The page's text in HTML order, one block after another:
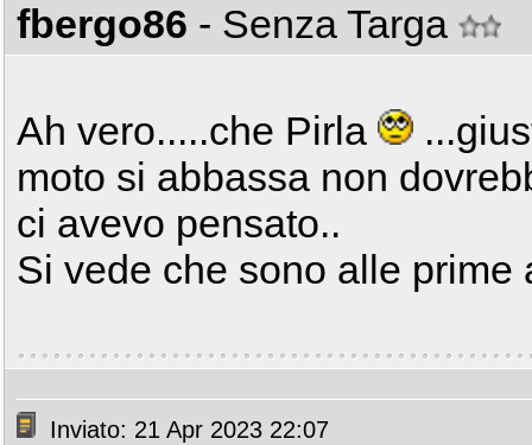
fbergo86 - Senza Targa
Ah vero.....che Pirla
moto si abbassa non
ci avevo pensato..
Si vede che sono alle prime
Inviato: 21 Apr 2023 22:07